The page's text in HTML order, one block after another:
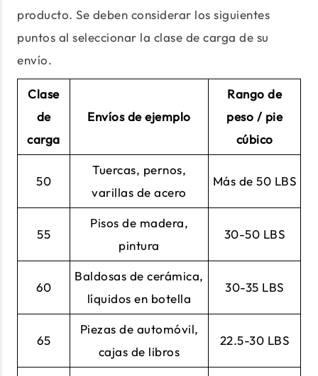
producto. Se deben considerar los siguientes
puntos al seleccionar la clase de carga de su
envío.
Clase
de
carga
Envíos de ejemplo
Rango de
peso / pie
cúbico
50
Tuercas, pernos,
varillas de acero
Más de 50 LBS
55
Pisos de madera,
pintura
30-50 LBS
60
Baldosas de cerámica,
líquidos en botella
30-35 LBS
65
Piezas de automóvil,
cajas de libros
22.5-30 LBS